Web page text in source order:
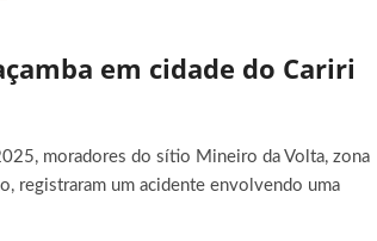
em cidade do Cariri
moradores do sítio Mineiro da Volta, zona
registraram um acidente envolvendo uma